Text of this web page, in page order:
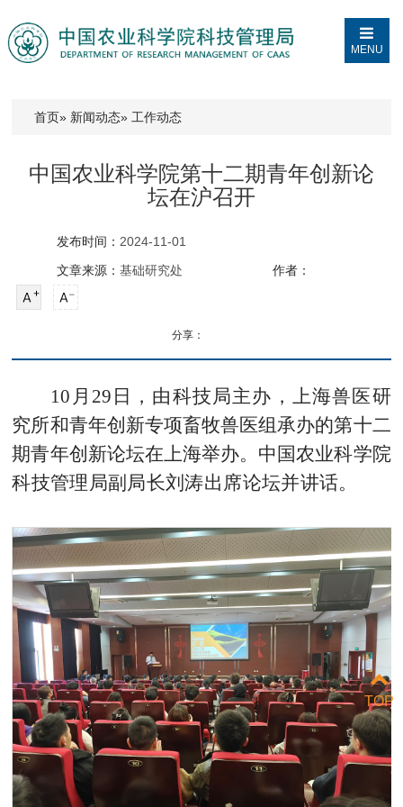
MENU
首页» 新闻动态» 工作动态
中国农业科学院第十二期青年创新论
坛在沪召开
发布时间： 2024-11-01
文章来源：基础研究处 作者：
分享：
10 月 29 日，由科技局主办，上海兽医研
究所和青年创新专项畜牧兽医组承办的第十二
期青年创新论坛在上海举办。中国农业科学院
科技管理局副局长刘涛出席论坛并讲话。
TOP